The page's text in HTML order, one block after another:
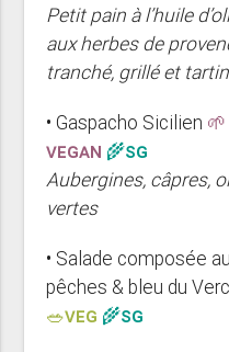
Petit pain à l’huile
aux herbes de
tranché, grillé et
• Gaspacho Sicilien 🌱
VEGAN 🌾SG
Aubergines, câpres,
vertes
• Salade composée
pêches & bleu du
🥗VEG 🌾SG